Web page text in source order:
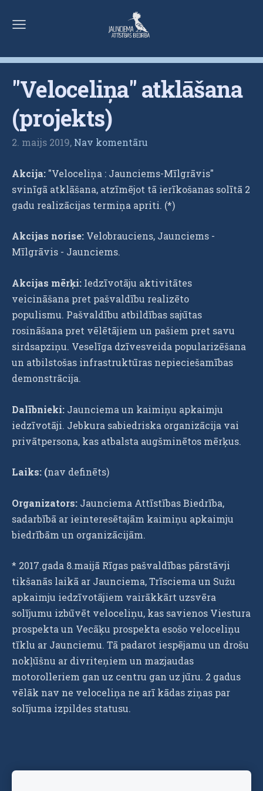
"Veloceliņa" atklāšana
(projekts)
2. maijs 2019, Nav komentāru
Akcija: "Veloceliņa : Jaunciems-Mīlgrāvis"
svinīgā atklāšana, atzīmējot tā ierīkošanas solītā 2
gadu realizācijas termiņa apriti. (*)
Akcijas norise: Velobrauciens, Jaunciems -
Mīlgrāvis - Jaunciems.
Akcijas mērķi: Iedzīvotāju aktivitātes
veicināšana pret pašvaldību realizēto
populismu. Pašvaldību atbildības sajūtas
rosināšana pret vēlētājiem un pašiem pret savu
sirdsapziņu. Veselīga dzīvesveida popularizēšana
un atbilstošas infrastruktūras nepieciešamības
demonstrācija.
Dalībnieki: Jaunciema un kaimiņu apkaimju
iedzīvotāji. Jebkura sabiedriska organizācija vai
privātpersona, kas atbalsta augšminētos mērķus.
Laiks: (nav definēts)
Organizators: Jaunciema Attīstības Biedrība,
sadarbībā ar ieinteresētajām kaimiņu apkaimju
biedrībām un organizācijām.
* 2017.gada 8.maijā Rīgas pašvaldības pārstāvji
tikšanās laikā ar Jaunciema, Trīsciema un Sužu
apkaimju iedzīvotājiem vairākkārt uzsvēra
solījumu izbūvēt veloceliņu, kas savienos Viestura
prospekta un Vecāķu prospekta esošo veloceliņu
tīklu ar Jaunciemu. Tā padarot iespējamu un drošu
nokļūšnu ar divriteņiem un mazjaudas
motorolleriem gan uz centru gan uz jūru. 2 gadus
vēlāk nav ne veloceliņa ne arī kādas ziņas par
solījuma izpildes statusu.